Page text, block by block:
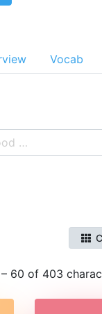
Vocab
– 60 of 403